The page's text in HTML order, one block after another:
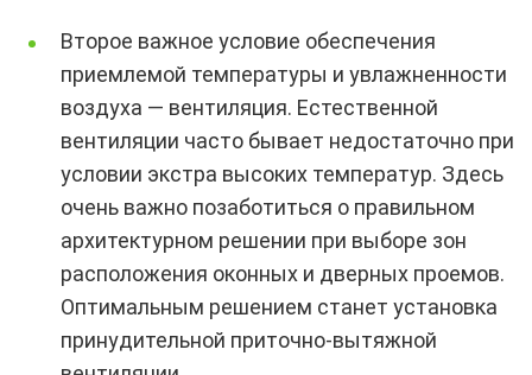
Второе важное условие обеспечения
приемлемой температуры и увлажненности
воздуха — вентиляция. Естественной
вентиляции часто бывает недостаточно при
условии экстра высоких температур. Здесь
очень важно позаботиться о правильном
архитектурном решении при выборе зон
расположения оконных и дверных проемов.
Оптимальным решением станет установка
принудительной приточно-вытяжной